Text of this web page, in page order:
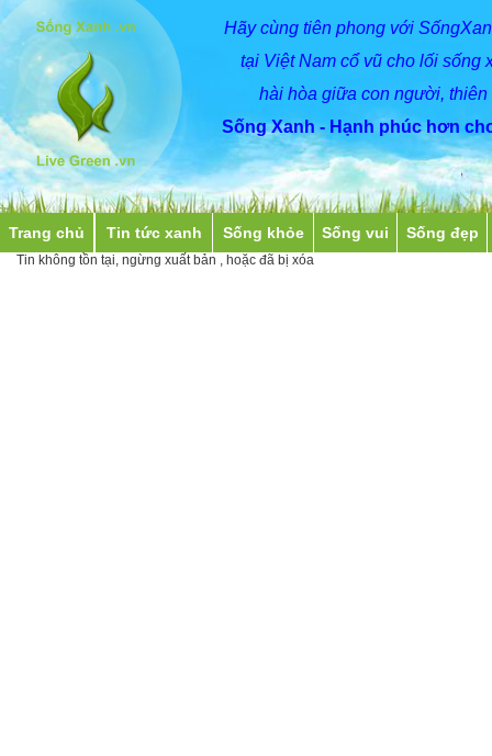
Hãycùng tiên phong với
tại Việt Nam cổ vũ cho lối sống
hài hòa giữa con người, thiên
Sống Xanh - Hạnh phúc hơn
Trang chủ Tin tức xanh Sống khỏe Sống vui Sống đẹp
Tin không tồn tại, ngừng xuất bản , hoặc đã bị xóa